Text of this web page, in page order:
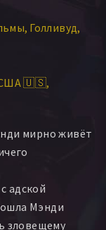
Голливуд
🇺🇸
мирно живёт
адской
Мэнди
зловещему